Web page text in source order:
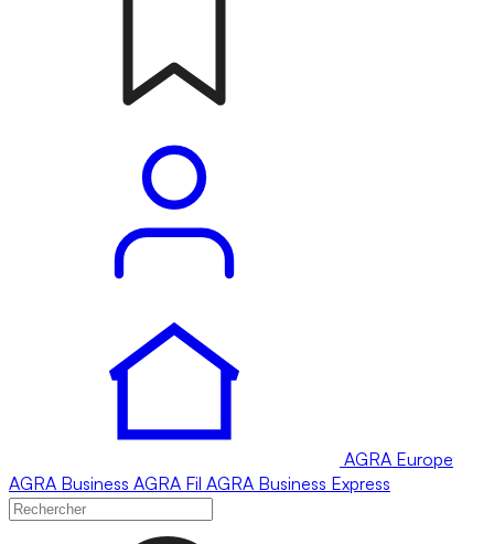
AGRA Europe
AGRA Business AGRA Fil AGRA Business Express